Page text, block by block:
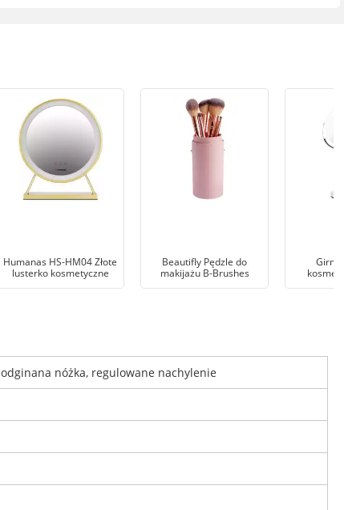
Humanas HS-HM04 Złote
lusterko kosmetyczne
Beautifly Pędzle do
makijażu B-Brushes
Girmi
nóżka, regulowane nachylenie